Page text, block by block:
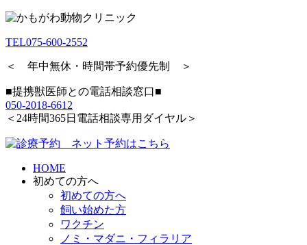
TEL075-600-2552
＜ 年中無休・時間帯予約優先制 ＞
■提携獣医師との電話相談窓口■
050-2018-6612
＜24時間365日電話相談専用ダイヤル＞
HOME
初めての方へ
初めての方へ
飼い始めた方
ワクチン
ノミ・マダニ・フィラリア